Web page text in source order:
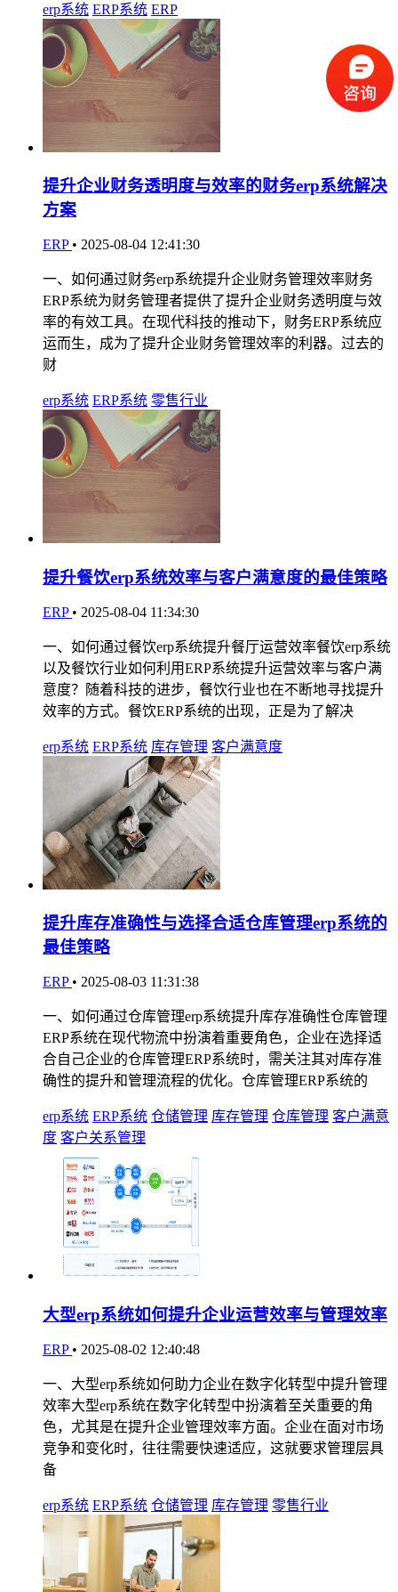
erp系统 ERP系统 ERP
提升企业财务透明度与效率的财务erp系统解决
方案
ERP • 2025-08-04 12:41:30
一、如何通过财务erp系统提升企业财务管理效率财务
ERP系统为财务管理者提供了提升企业财务透明度与效
率的有效工具。在现代科技的推动下，财务ERP系统应
运而生，成为了提升企业财务管理效率的利器。过去的
财
erp系统 ERP系统 零售行业
提升餐饮erp系统效率与客户满意度的最佳策略
ERP • 2025-08-04 11:34:30
一、如何通过餐饮erp系统提升餐厅运营效率餐饮erp系统
以及餐饮行业如何利用ERP系统提升运营效率与客户满
意度？随着科技的进步，餐饮行业也在不断地寻找提升
效率的方式。餐饮ERP系统的出现，正是为了解决
erp系统 ERP系统 库存管理 客户满意度
提升库存准确性与选择合适仓库管理erp系统的
最佳策略
ERP • 2025-08-03 11:31:38
一、如何通过仓库管理erp系统提升库存准确性仓库管理
ERP系统在现代物流中扮演着重要角色，企业在选择适
合自己企业的仓库管理ERP系统时，需关注其对库存准
确性的提升和管理流程的优化。仓库管理ERP系统的
erp系统 ERP系统 仓储管理 库存管理 仓库管理 客户满意
度 客户关系管理
大型erp系统如何提升企业运营效率与管理效率
ERP • 2025-08-02 12:40:48
一、大型erp系统如何助力企业在数字化转型中提升管理
效率大型erp系统在数字化转型中扮演着至关重要的角
色，尤其是在提升企业管理效率方面。企业在面对市场
竞争和变化时，往往需要快速适应，这就要求管理层具
备
erp系统 ERP系统 仓储管理 库存管理 零售行业